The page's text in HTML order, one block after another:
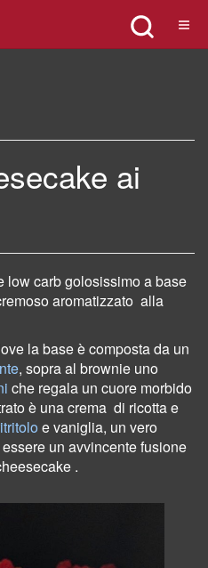
ai
low carb golosissimo a base
aromatizzato alla
la base è composta da un
, sopra al brownie uno
che regala un cuore morbido
è una crema di ricotta e
e vaniglia, un vero
un avvincente fusione
.